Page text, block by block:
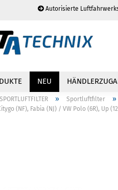
Autorisierte
Sprache auswählen
NEU
SPORTLUFTFILTER » Sportluftfilter »
(NF), Fabia (NJ) / VW Polo (6R), Up